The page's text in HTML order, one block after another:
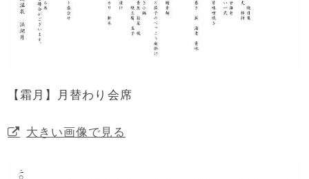
【霜月】月替わり会席
大きい画像で見る